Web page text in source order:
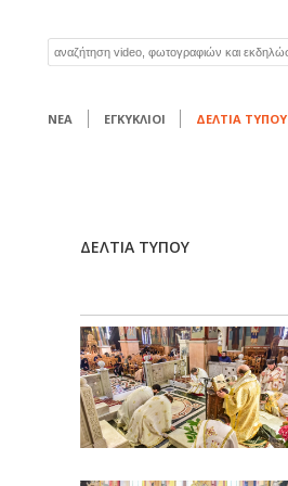
ΝΕΑ ΕΓΚΥΚΛΙΟΙ ΔΕΛΤΙΑ ΤΥΠΟΥ
ΔΕΛΤΙΑ ΤΥΠΟΥ